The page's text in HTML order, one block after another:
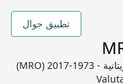
تطبيق جوال
تحويل Bitcoin Cash (BCH) إلى أوقية موريتانية - 1973-2017 (MRO)